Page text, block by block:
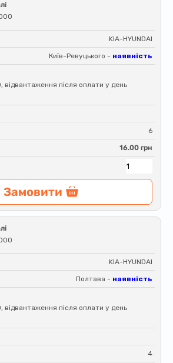
KIA-HYUNDAI
Київ-Ревуцького - наявність
відвантаження після оплати у день
6
16.00 грн
Замовити
KIA-HYUNDAI
Полтава - наявність
відвантаження після оплати у день
4